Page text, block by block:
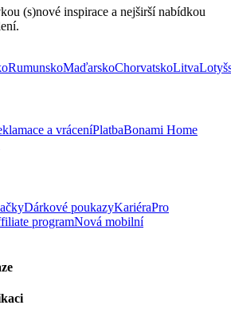
(s)nové inspirace a nejširší nabídkou
RumunskoMaďarskoChorvatskoLitva
a vráceníPlatbaBonami Home
Dárkové poukazyKariéraPro
programNová mobilní